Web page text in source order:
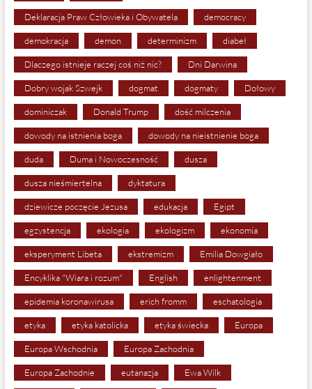
Deklaracja Praw Człowieka i Obywatela democracy
demokracja demon determinizm diabeł
Dlaczego istnieje raczej coś niż nic? Dni Darwina
Dobry wojak Szwejk dogmat dogmaty Dołowy
dominiczak Donald Trump dość milczenia
dowody na istnienia boga dowody na nieistnienie boga
duda Duma i Nowoczesność dusza
dusza nieśmiertelna dyktatura
dziewicze poczęcie Jezusa edukacja Egipt
egzystencja ekologia ekologizm ekonomia
eksperyment Libeta ekstremizm Emilia Dowgiało
Encyklika "Wiara i rozum" English enlightenment
epidemia koronawirusa erich fromm eschatologia
etyka etyka katolicka etyka świecka Europa
Europa Wschodnia Europa Zachodnia
Europa Zachodnie eutanazja Ewa Wilk